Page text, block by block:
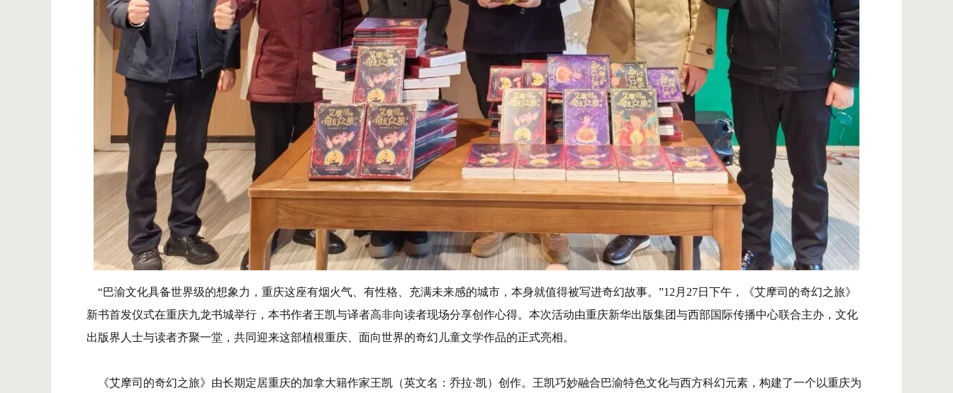
“巴渝文化具备世界级的想象力，重庆这座有烟火气、有性格、充满未来感的城市，本身就值得被写进奇幻故事。”12月27日下午，《艾摩司的奇幻之旅》
新书首发仪式在重庆九龙书城举行，本书作者王凯与译者高非向读者现场分享创作心得。本次活动由重庆新华出版集团与西部国际传播中心联合主办，文化
出版界人士与读者齐聚一堂，共同迎来这部植根重庆、面向世界的奇幻儿童文学作品的正式亮相。
《艾摩司的奇幻之旅》由长期定居重庆的加拿大籍作家王凯（英文名：乔拉·凯）创作。王凯巧妙融合巴渝特色文化与西方科幻元素，构建了一个以重庆为